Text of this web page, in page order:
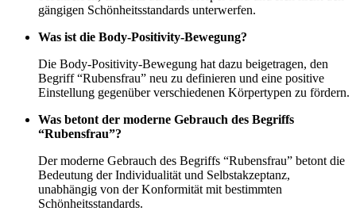
gängigen Schönheitsstandards unterwerfen.
Was ist die Body-Positivity-Bewegung?
Die Body-Positivity-Bewegung hat dazu beigetragen, den
Begriff “Rubensfrau” neu zu definieren und eine positive
Einstellung gegenüber verschiedenen Körpertypen zu fördern.
Was betont der moderne Gebrauch des Begriffs
“Rubensfrau”?
Der moderne Gebrauch des Begriffs “Rubensfrau” betont die
Bedeutung der Individualität und Selbstakzeptanz,
unabhängig von der Konformität mit bestimmten
Schönheitsstandards.